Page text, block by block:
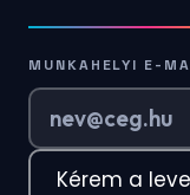
MUNKAHELYI E-
Kérem a